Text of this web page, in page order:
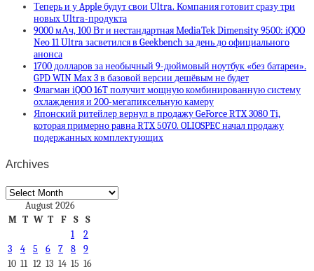
Теперь и у Apple будут свои Ultra. Компания готовит сразу три
новых Ultra-продукта
9000 мАч, 100 Вт и нестандартная MediaTek Dimensity 9500: iQOO
Neo 11 Ultra засветился в Geekbench за день до официального
анонса
1700 долларов за необычный 9-дюймовый ноутбук «без батареи».
GPD WIN Max 3 в базовой версии дешёвым не будет
Флагман iQOO 16T получит мощную комбинированную систему
охлаждения и 200-мегапиксельную камеру
Японский ритейлер вернул в продажу GeForce RTX 3080 Ti,
которая примерно равна RTX 5070. OLIOSPEC начал продажу
подержанных комплектующих
Archives
Archives
August 2026
M T W T F S
S
1
2
3
4 5 6 7 8
9
10 11 12 13 14 15 16